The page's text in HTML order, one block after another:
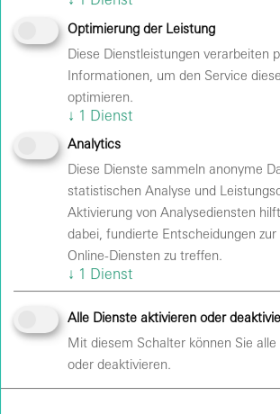
Hinweise
TASCHEN
einer Größe von DIN A4.
SPEISEN UND GETRÄNKE
Selbst mitgebrachte Speisen und
Halle nicht gestattet.
ÖPNV
Kommen Sie entspannt an: Der Einlass
Regel 90 Minuten vor Beginn.
Optimierung der Leistung
Diese Dienstleistungen verarbeiten
Informationen, um den Service
optimieren.
↓ 1 Dienst
Analytics
Diese Dienste sammeln anonyme
statistischen Analyse und
Aktivierung von Analysediensten
dabei, fundierte Entscheidungen zur
Online-Diensten zu treffen.
↓ 1 Dienst
Alle Dienste aktivieren oder
Mit diesem Schalter können Sie
oder deaktivieren.